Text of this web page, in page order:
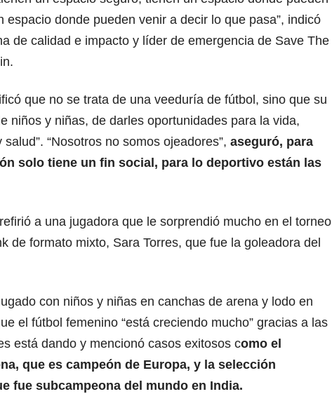
espacio donde pueden venir a decir lo que pasa”, indicó
de calidad e impacto y líder de emergencia de Save The
que no se trata de una veeduría de fútbol, sino que su
niños y niñas, de darles oportunidades para la vida,
“Nosotros no somos ojeadores”, aseguró, para
solo tiene un fin social, para lo deportivo están las
a una jugadora que le sorprendió mucho en el torneo
de formato mixto, Sara Torres, que fue la goleadora del
con niños y niñas en canchas de arena y lodo en
el fútbol femenino “está creciendo mucho” gracias a las
está dando y mencionó casos exitosos como el
que es campeón de Europa, y la selección
fue subcampeona del mundo en India.